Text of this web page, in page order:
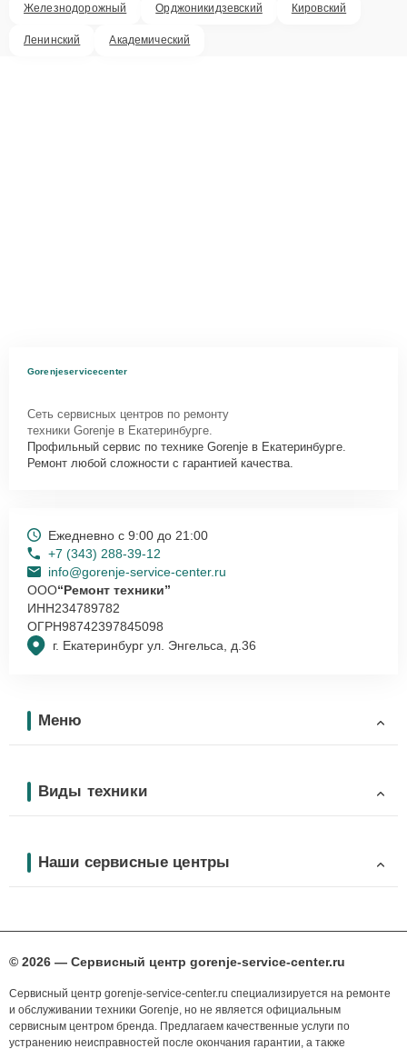
Железнодорожный Орджоникидзевский Кировский
Ленинский Академический
Gorenjeservicecenter
Сеть сервисных центров по ремонту
техники Gorenje в Екатеринбурге.
Профильный сервис по технике Gorenje в Екатеринбурге.
Ремонт любой сложности с гарантией качества.
г. Екатеринбург ул. Энгельса, д.36
Ежедневно с 9:00 до 21:00
+7 (343) 288-39-12
info@gorenje-service-center.ru
ООО“Ремонт техники”
ИНН234789782
ОГРН98742397845098
Меню
Виды техники
Наши сервисные центры
© 2026 — Сервисный центр gorenje-service-center.ru
Сервисный центр gorenje-service-center.ru специализируется на ремонте
и обслуживании техники Gorenje, но не является официальным
сервисным центром бренда. Предлагаем качественные услуги по
устранению неисправностей после окончания гарантии, а также